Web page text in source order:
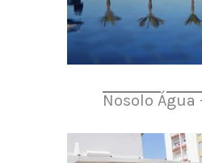
Nosolo Água